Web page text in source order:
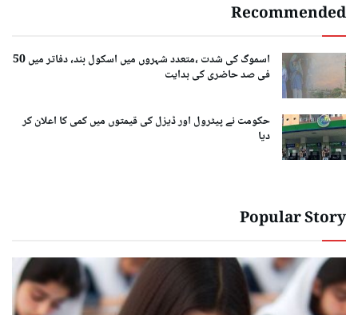
Recommended
اسموگ کی شدت ،متعدد شہروں میں اسکول بند، دفاتر میں 50
فی صد حاضری کی ہدایت
حکومت نے پیٹرول اور ڈیزل کی قیمتوں میں کمی کا اعلان کر
دیا
Popular Story